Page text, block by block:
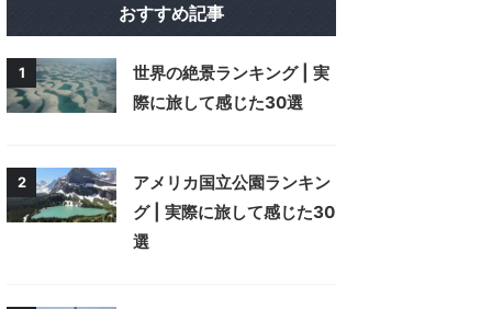
おすすめ記事
1
世界の絶景ランキング | 実
際に旅して感じた30選
2
アメリカ国立公園ランキン
グ | 実際に旅して感じた30
選